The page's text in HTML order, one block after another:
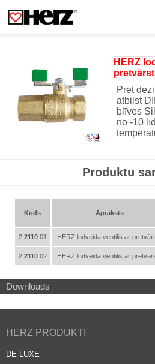
HERZ
Pret
atbilst
blīves
no -10
Produktu
Kods Apraksts
2 211001 HERZ lodveida ventilis ar
2 211002 HERZ lodveida ventilis ar
Downloads
HERZ PRODUKTI
DE LUXE